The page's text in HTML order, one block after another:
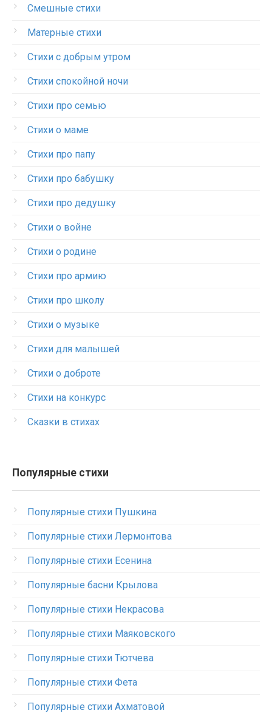
Смешные стихи
Матерные стихи
Стихи с добрым утром
Стихи спокойной ночи
Стихи про семью
Стихи о маме
Стихи про папу
Стихи про бабушку
Стихи про дедушку
Стихи о войне
Стихи о родине
Стихи про армию
Стихи про школу
Стихи о музыке
Стихи для малышей
Стихи о доброте
Стихи на конкурс
Сказки в стихах
Популярные стихи
Популярные стихи Пушкина
Популярные стихи Лермонтова
Популярные стихи Есенина
Популярные басни Крылова
Популярные стихи Некрасова
Популярные стихи Маяковского
Популярные стихи Тютчева
Популярные стихи Фета
Популярные стихи Ахматовой